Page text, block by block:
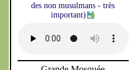
des non musulmans - très
important)